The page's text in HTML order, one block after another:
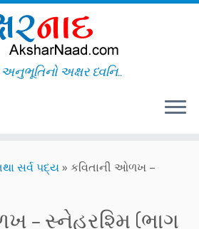
અક્ષર ધ્વનિ..
સર્વ પદ્ય» કવિતાની ઓળખ –
– સ્નેહરશ્મિ (ભાગ